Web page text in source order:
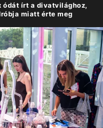
ódát írt a divatvilághoz,
miatt érte meg